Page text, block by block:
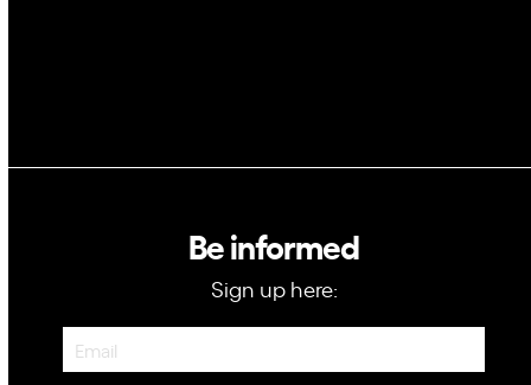
Be informed
Sign up here:
Newsletter